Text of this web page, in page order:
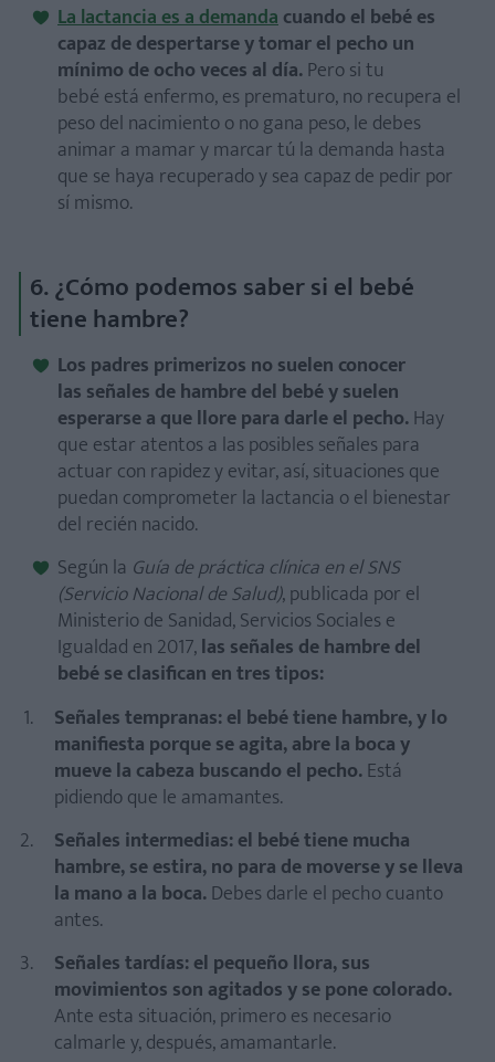
La lactancia es a demandacuando el bebé es
capaz de despertarse y tomar el pecho un
mínimo de ocho veces al día.Pero si tu
bebé está enfermo, es prematuro, no recupera el
peso del nacimiento o no gana peso, le debes
animar a mamar y marcar tú la demanda hasta
que se haya recuperado y sea capaz de pedir por
sí mismo.
6. ¿Cómo podemos saber si el bebé
tiene hambre?
Los padres primerizos no suelen conocer
las señales de hambre del bebé y suelen
esperarse a que llore para darle el pecho.Hay
que estar atentos a las posibles señales para
actuar con rapidez y evitar, así, situaciones que
puedan comprometer la lactancia o el bienestar
del recién nacido.
Según la Guía de práctica clínica en el SNS
(Servicio Nacional de Salud), publicada por el
Ministerio de Sanidad, Servicios Sociales e
Igualdad en 2017,las señales de hambre del
bebé se clasifican en tres tipos:
Señales tempranas: el bebé tiene hambre, y lo
manifiesta porque se agita, abre la boca y
mueve la cabeza buscando el pecho.Está
pidiendo que le amamantes.
Señales intermedias: el bebé tiene mucha
hambre, se estira, no para de moverse y se lleva
la mano a la boca.Debes darle el pecho cuanto
antes.
Señales tardías: el pequeño llora, sus
movimientos son agitados y se pone colorado.
Ante esta situación, primero es necesario
calmarle y, después, amamantarle.